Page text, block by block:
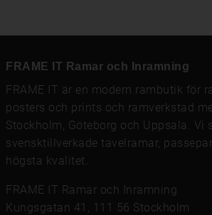
FRAME IT Ramar och Inramning
FRAME IT är en modern rambutik för
posters och prints och ramverkstad
Stockholm, Göteborg och Uppsala. Vi
svensktillverkade tavelramar,
högsta kvalitet.
FRAME IT Ramar och Inramning
Kungsgatan 41, 111 56 Stockholm